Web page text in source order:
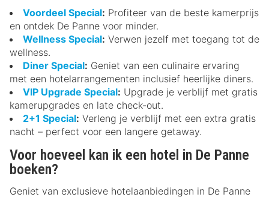
Voordeel Special: Profiteer van de beste kamerprijs
en ontdek De Panne voor minder.
Wellness Special: Verwen jezelf met toegang tot de
wellness.
Diner Special: Geniet van een culinaire ervaring
met een hotelarrangementen inclusief heerlijke diners.
VIP Upgrade Special: Upgrade je verblijf met gratis
kamerupgrades en late check-out.
2+1 Special: Verleng je verblijf met een extra gratis
nacht – perfect voor een langere getaway.
Voor hoeveel kan ik een hotel in De Panne
boeken?
Geniet van exclusieve hotelaanbiedingen in De Panne